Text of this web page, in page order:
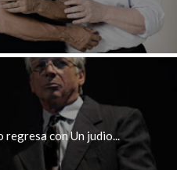
regresa con Un judio...